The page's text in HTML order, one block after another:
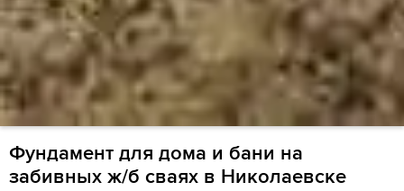
Фундамент для дома и бани на
забивных ж/б сваях в Николаевске